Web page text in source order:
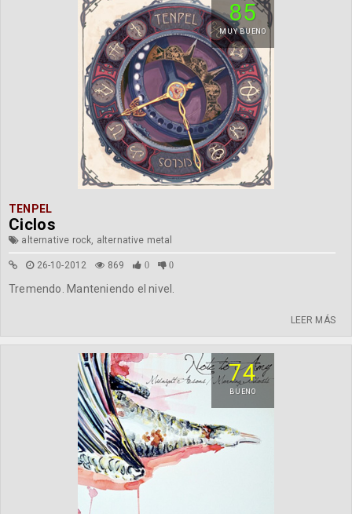
85
MUY BUENO
TENPEL
Ciclos
alternative rock, alternative metal
26-10-2012 869 0 0
Tremendo. Manteniendo el nivel.
LEER MÁS
74
BUENO